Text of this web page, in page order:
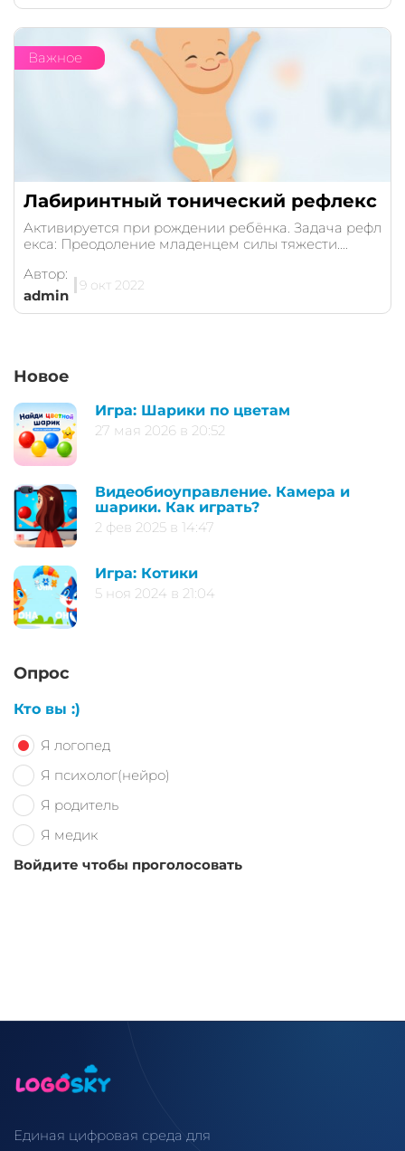
Важное
Лабиринтный тонический рефлекс
Активируется при рождении ребёнка. Задача рефл
екса: Преодоление младенцем силы тяжести....
Автор:
admin
9 окт 2022
Новое
Игра: Шарики по цветам
27 мая 2026 в 20:52
Видеобиоуправление. Камера и
шарики. Как играть?
2 фев 2025 в 14:47
Игра: Котики
5 ноя 2024 в 21:04
Опрос
Кто вы :)
Я логопед
Я психолог(нейро)
Я родитель
Я медик
Войдите чтобы проголосовать
Единая цифровая среда для